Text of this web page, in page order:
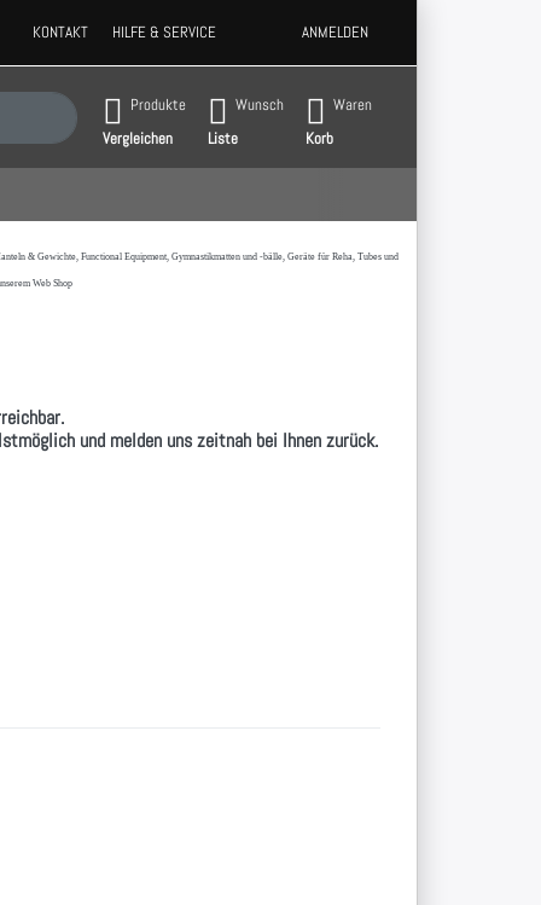
KONTAKT HILFE & SERVICE ANMELDEN
Drücken Sie die Eingabetaste, um alle Ergebnisse aufzurufen.
Produkte
Vergleichen
Wunsch
Liste
Waren
Korb
& Gewichte, Functional Equipment, Gymnastikmatten und -bälle, Geräte für Reha, Tubes und
Web Shop
und melden uns zeitnah bei Ihnen zurück.